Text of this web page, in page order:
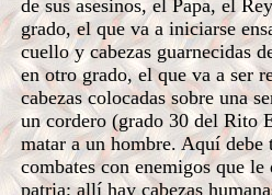
de sus asesinos, el Papa, el
grado, el que va a iniciarse
cuello y cabezas guarnecidas
en otro grado, el que va a ser
cabezas colocadas sobre una
un cordero (grado 30 del Rito
matar a un hombre. Aquí debe
combates con enemigos que
patria; allí hay cabezas